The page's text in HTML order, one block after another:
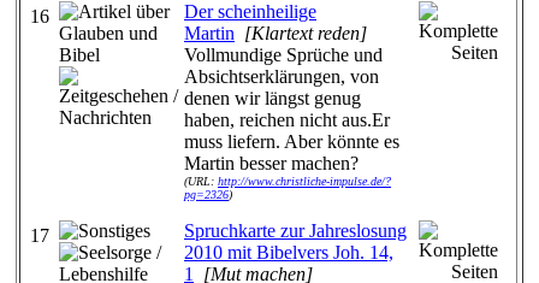
16
Der scheinheilige
Martin [Klartext reden]
Vollmundige Sprüche und
Absichtserklärungen, von
denen wir längst genug
haben, reichen nicht aus.Er
muss liefern. Aber könnte es
Martin besser machen?
(URL: http://www.christliche-impulse.de/?
pg=2326)
17
Spruchkarte zur Jahreslosung
2010 mit Bibelvers Joh. 14,
1
[Mut machen]